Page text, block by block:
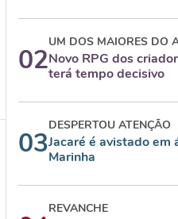
02
UM DOS MAIORES DO
Novo RPG dos
terá tempo decisivo
03
DESPERTOU ATENÇÃO
Jacaré é avistado em
Marinha
REVANCHE